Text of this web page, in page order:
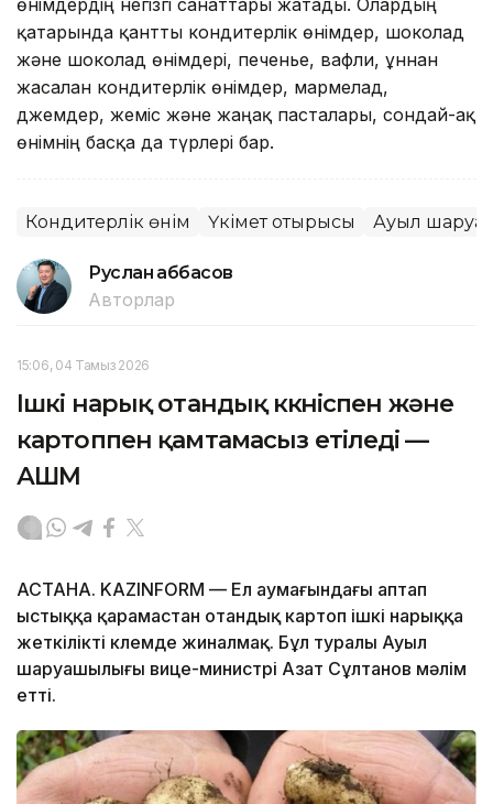
өнімдердің негізгі санаттары жатады. Олардың
қатарында қантты кондитерлік өнімдер, шоколад
және шоколад өнімдері, печенье, вафли, ұннан
жасалған кондитерлік өнімдер, мармелад,
джемдер, жеміс және жаңғақ пасталары, сондай-ақ
өнімнің басқа да түрлері бар.
Кондитерлік өнім Үкімет отырысы Ауыл
Руслан Ғаббасов
Авторлар
15:06, 04 Тамыз 2026
Ішкі нарық отандық көкөніспен және
картоппен қамтамасыз етіледі —
АШМ
АСТАНА. KAZINFORM — Ел аумағындағы аптап
ыстыққа қарамастан отандық картоп ішкі нарыққа
жеткілікті көлемде жиналмақ. Бұл туралы Ауыл
шаруашылығы вице-министрі Азат Сұлтанов мәлім
етті.